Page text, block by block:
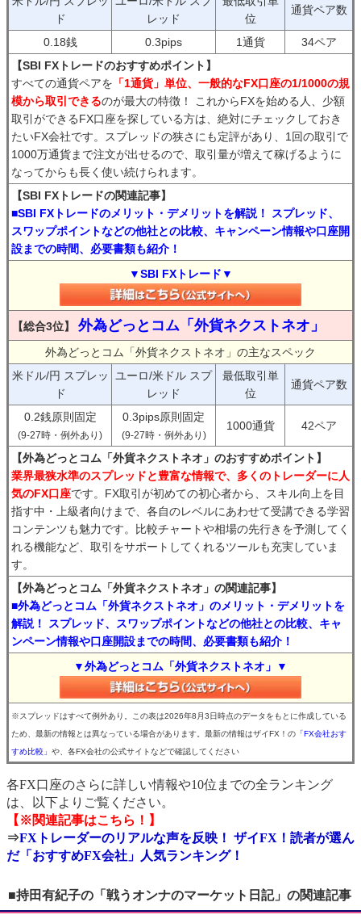
ド
レッド
位
通貨ペア数
0.18銭 0.3pips 1通貨
34ペア
【SBI FXトレードのおすすめポイント】
すべての通貨ペアを 「1通貨」単位、一般的なFX口座の1/1000の規
模から取引できるのが最大の特徴！ これからFXを始める人、少額
取引ができるFX口座を探している方は、絶対にチェックしておき
たいFX会社です。スプレッドの狭さにも定評があり、1回の取引で
1000万通貨まで注文が出せるので、取引量が増えて稼げるように
なってからも長く使い続けられます。
【SBI FXトレードの関連記事】
■SBI FXトレードのメリット・デメリットを解説！ スプレッド、
スワップポイントなどの他社との比較、キャンペーン情報や口座開
設までの時間、必要書類も紹介！
▼SBI FXトレード▼
【総合3位】 外為どっとコム「外貨ネクストネオ」
外為どっとコム「外貨ネクストネオ」の主なスペック
米ドル/円 スプレッ
ド
ユーロ/米ドル スプ
レッド
最低取引単
位
通貨ペア数
0.2銭原則固定
(9-27時・例外あり)
0.3pips原則固定
(9-27時・例外あり)
1000通貨 42ペア
【外為どっとコム「外貨ネクストネオ」のおすすめポイント】
業界最狭水準のスプレッドと豊富な情報で、多くのトレーダーに人
気のFX口座です。FX取引が初めての初心者から、スキル向上を目
指す中・上級者向けまで、各自のレベルにあわせて受講できる学習
コンテンツも魅力です。比較チャートや相場の先行きを予測してく
れる機能など、取引をサポートしてくれるツールも充実していま
す。
【外為どっとコム「外貨ネクストネオ」の関連記事】
■外為どっとコム「外貨ネクストネオ」のメリット・デメリットを
解説！ スプレッド、スワップポイントなどの他社との比較、キャ
ンペーン情報や口座開設までの時間、必要書類も紹介！
▼外為どっとコム「外貨ネクストネオ」▼
※スプレッドはすべて例外あり。この表は2026年8月3日時点のデータをもとに作成している
ため、最新の情報とは異なっている場合があります。最新の情報はザイFX！の 「FX会社おす
すめ比較」 や、各FX会社の公式サイトなどで確認してください
各FX口座のさらに詳しい情報や10位までの全ランキング
は、以下よりご覧ください。
【※関連記事はこちら！】
⇒FXトレーダーのリアルな声を反映！ ザイFX！読者が選ん
だ「おすすめFX会社」人気ランキング！
■持田有紀子の「戦うオンナのマーケット日記」の関連記事